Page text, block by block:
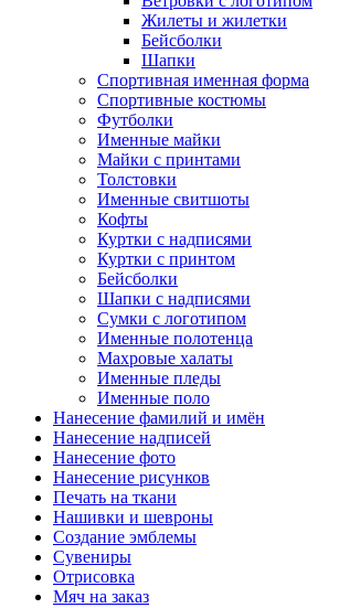
Жилеты и жилетки
Бейсболки
Шапки
Спортивная именная форма
Спортивные костюмы
Футболки
Именные майки
Майки с принтами
Толстовки
Именные свитшоты
Кофты
Куртки с надписями
Куртки с принтом
Бейсболки
Шапки с надписями
Сумки с логотипом
Именные полотенца
Махровые халаты
Именные пледы
Именные поло
Нанесение фамилий и имён
Нанесение надписей
Нанесение фото
Нанесение рисунков
Печать на ткани
Нашивки и шевроны
Создание эмблемы
Сувениры
Отрисовка
Мяч на заказ